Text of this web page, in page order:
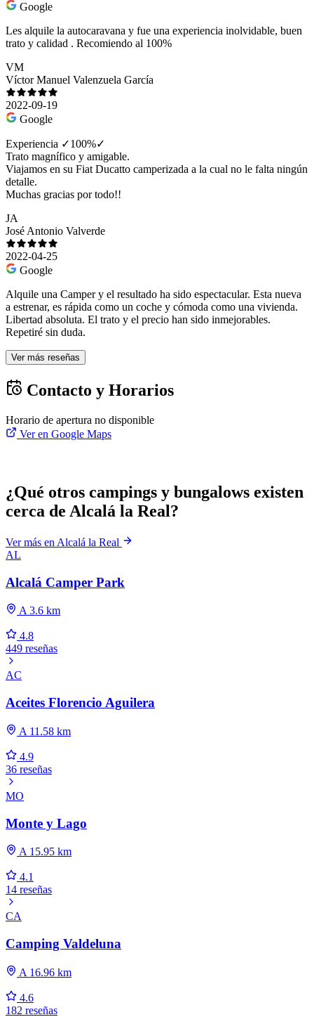
Google
Les alquile la autocaravana y fue una experiencia inolvidable, buen
trato y calidad . Recomiendo al 100%
VM
Víctor Manuel Valenzuela García
2022-09-19
Google
Experiencia ✓100%✓
Trato magnífico y amigable.
Viajamos en su Fiat Ducatto camperizada a la cual no le falta ningún
detalle.
Muchas gracias por todo!!
JA
José Antonio Valverde
2022-04-25
Google
Alquile una Camper y el resultado ha sido espectacular. Esta nueva
a estrenar, es rápida como un coche y cómoda como una vivienda.
Libertad absoluta. El trato y el precio han sido inmejorables.
Repetiré sin duda.
Ver más reseñas
Contacto y Horarios
Horario de apertura no disponible
Ver en Google Maps
¿Qué otros campings y bungalows existen
cerca de Alcalá la Real?
Ver más en Alcalá la Real
AL
Alcalá Camper Park
A 3.6 km
4.8
449 reseñas
AC
Aceites Florencio Aguilera
A 11.58 km
4.9
36 reseñas
MO
Monte y Lago
A 15.95 km
4.1
14 reseñas
CA
Camping Valdeluna
A 16.96 km
4.6
182 reseñas